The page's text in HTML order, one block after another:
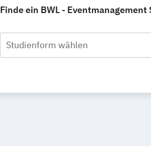
Finde ein BWL -
Studienform wählen